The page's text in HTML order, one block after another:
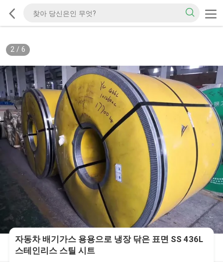
2/ 6
자동차 배기가스 용용으로 냉장 닦은 표면 SS 436L
스테인리스 스틸 시트